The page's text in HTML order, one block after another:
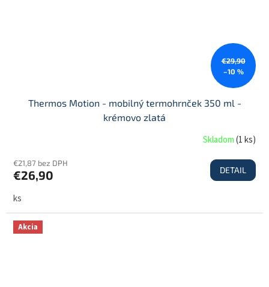
€29,90
–10 %
Thermos Motion - mobilný termohrnček 350 ml -
krémovo zlatá
Skladom(1 ks)
€21,87 bez DPH
€26,90 DETAIL
ks
Akcia